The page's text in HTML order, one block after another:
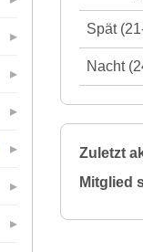
Spät
Nacht
Zuletzt
Mitglied